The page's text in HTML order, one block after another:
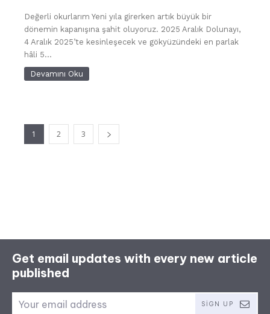
Değerli okurlarım Yeni yıla girerken artık büyük bir
dönemin kapanışına şahit oluyoruz. 2025 Aralık Dolunayı,
4 Aralık 2025’te kesinleşecek ve gökyüzündeki en parlak
hâli 5...
Devamını Oku
1 2 3
Get email updates with every new article
published
SIGN UP